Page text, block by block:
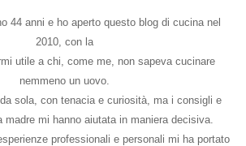
44 anni e ho aperto questo blog di cucina nel
2010, con la
utile a chi, come me, non sapeva cucinare
nemmeno un uovo.
sola, con tenacia e curiosità, ma i consigli e
madre mi hanno aiutata in maniera decisiva.
professionali e personali mi ha portato